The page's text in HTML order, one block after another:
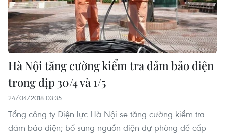
Hà Nội tăng cường kiểm tra đảm bảo điện
trong dịp 30/4 và 1/5
24/04/2018 03:35
Tổng công ty Điện lực Hà Nội sẽ tăng cường kiểm tra
đảm bảo điện; bổ sung nguồn điện dự phòng để cấp